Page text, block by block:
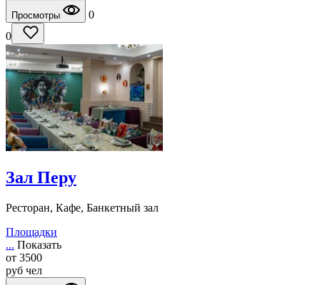
Просмотры
0
0
Зал Перу
Ресторан, Кафе, Банкетный зал
Площадки
... Показать
от 3500
руб чел